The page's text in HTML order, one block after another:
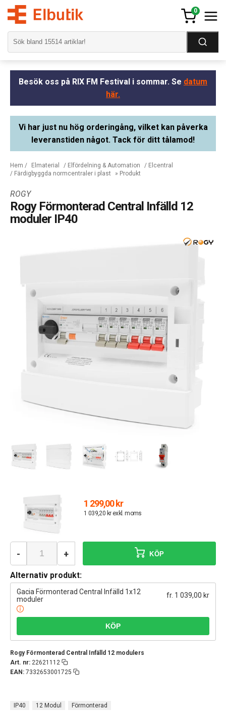
0
Besök oss på RIX FM Festival i sommar. Se datum
här.
Vi har just nu hög orderingång, vilket kan påverka
leveranstiden något. Tack för ditt tålamod!
Hem / Elmaterial / Elfördelning & Automation / Elcentral
/ Färdigbyggda normcentraler i plast » Produkt
ROGY
Rogy Förmonterad Central Infälld 12
moduler IP40
1 299,00 kr
1 039,20 kr exkl. moms
Rogy Förmonterad Central Infälld 12 modulers
Art. nr: 22621112
EAN: 7332653001725
- + KÖP
IP40 12 Modul Förmonterad
Alternativ produkt:
Gacia Förmonterad Central Infälld 1x12
moduler
fr. 1 039,00 kr